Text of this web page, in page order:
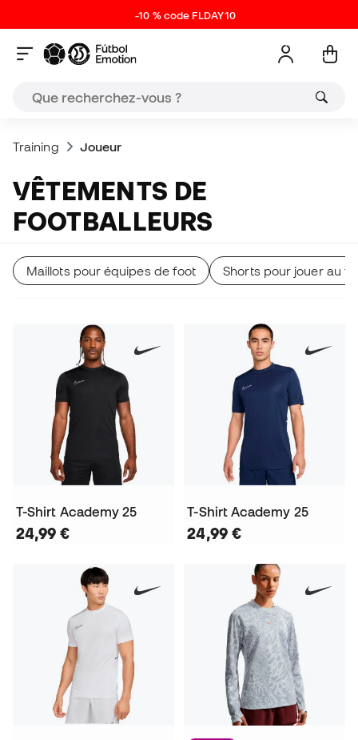
-10 % code FLDAY10
Training Joueur
VÊTEMENTS DE
FOOTBALLEURS
Maillots pour équipes de foot Shorts pour jouer au
T-Shirt Academy 25
24,99 €
T-Shirt Academy 25
24,99 €